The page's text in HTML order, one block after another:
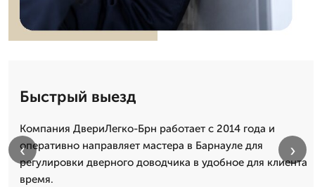
Быстрый выезд
Компания ДвериЛегко-Брн работает с 2014 года и
оперативно направляет мастера в Барнауле для
регулировки дверного доводчика в удобное для клиента
время.
‹ ›